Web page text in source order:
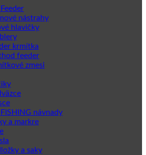
nástrahy
hlavičky
krmítka
feeder
zmesi
návnady
a markre
a saky